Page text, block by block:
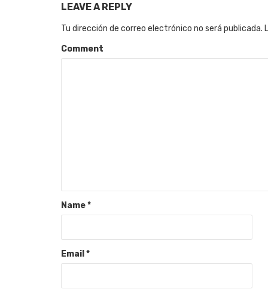
LEAVE A REPLY
Tu dirección de correo electrónico no será publicada.
Comment
Name*
Email *